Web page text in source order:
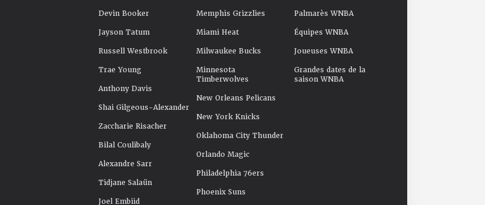
Devin Booker
Jayson Tatum
Russell Westbrook
Trae Young
Anthony Davis
Shai Gilgeous-Alexander
Zaccharie Risacher
Bilal Coulibaly
Alexandre Sarr
Tidjane Salaün
Joel Embiid
Memphis Grizzlies
Miami Heat
Milwaukee Bucks
Minnesota
Timberwolves
New Orleans Pelicans
New York Knicks
Oklahoma City Thunder
Orlando Magic
Philadelphia 76ers
Phoenix Suns
Palmarès WNBA
Équipes WNBA
Joueuses WNBA
Grandes dates de la
saison WNBA